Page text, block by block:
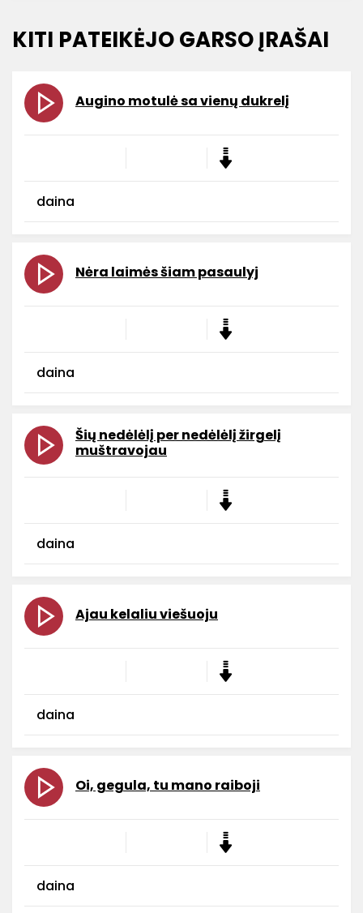
KITI PATEIKĖJO GARSO ĮRAŠAI
Augino motulė sa vienų dukrelį
daina
Nėra laimės šiam pasaulyj
daina
Šių nedėlėlį per nedėlėlį žirgelį
muštravojau
daina
Ajau kelaliu viešuoju
daina
Oi, gegula, tu mano raiboji
daina